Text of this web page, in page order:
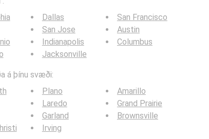
Dallas
San Jose
Indianapolis
Jacksonville
San Francisco
Austin
Columbus
á þínu svæði:
Plano
Laredo
Garland
Irving
Amarillo
Grand Prairie
Brownsville